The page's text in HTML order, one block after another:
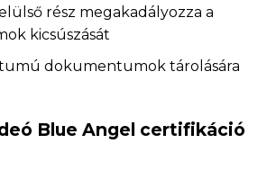
rész megakadályozza a
kicsúszását
dokumentumok tárolására
Blue Angel certifikáció